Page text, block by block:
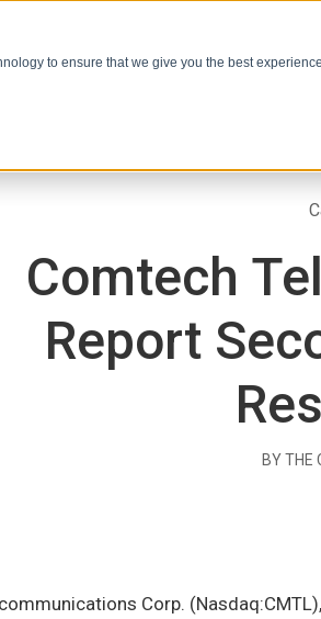
to ensure that we give you the best
Comtech
Report
BY THE
Corp.